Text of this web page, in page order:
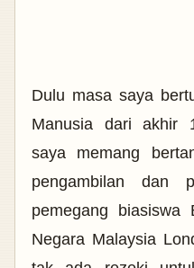
Dulu masa saya
Manusia dari akhir
saya memang
pengambilan dan
pemegang
Negara Malaysia